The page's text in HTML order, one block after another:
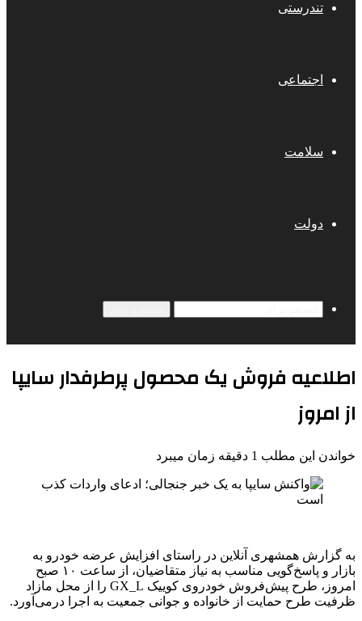
تندرستی
اجتماعی
سلامت
دولت
اطلاعیه فروش یک محصول پرطرفدار سایپا
از امروز
خواندن این مطلب 1 دقیقه زمان میبرد
به گزارش همشهری آنلاین در راستای افزایش عرضه خودرو به
بازار و پاسخ‌گویی مناسب به نیاز متقاضیان، از ساعت ۱۰ صبح
امروز، طرح پیش‌فروش خودروی کوییک GX_L را از محل مازاد
ظرفیت طرح حمایت از خانواده و جوانی جمعیت به اجرا درمی‌آورد.